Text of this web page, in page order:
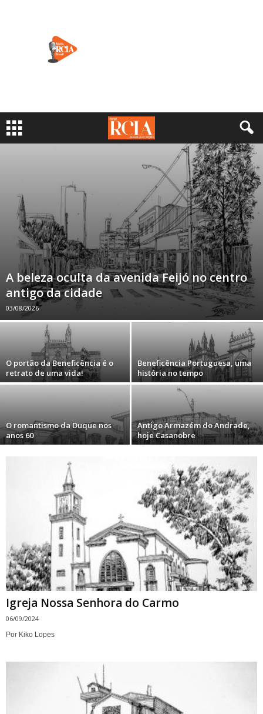
A beleza oculta da avenida Feijó no centro
antigo da cidade
03/08/2026
O portão da Beneficência é o
retrato de uma vida!
Beneficência Portuguesa, uma
história no tempo
O romantismo da Duque nos
anos 60
Antigo Armazém do Andrade,
hoje Casanobre
Igreja Nossa Senhora do Carmo
06/09/2024
Por Kiko Lopes